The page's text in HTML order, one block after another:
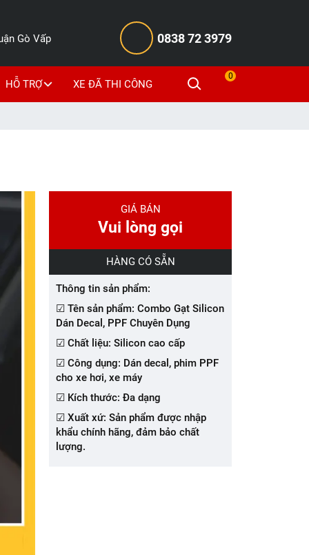
Gò Vấp 0838 72 3979
HỖ TRỢ XE ĐÃ THI CÔNG
0
GIÁ BÁN
Vui lòng gọi
HÀNG CÓ SẴN
Thông tin sản phẩm:
☑ Tên sản phẩm: Combo Gạt Silicon
Dán Decal, PPF Chuyên Dụng
☑ Chất liệu: Silicon cao cấp
☑ Công dụng: Dán decal, phim PPF
cho xe hơi, xe máy
☑ Kích thước: Đa dạng
☑ Xuất xứ: Sản phẩm được nhập
khẩu chính hãng, đảm bảo chất
lượng.